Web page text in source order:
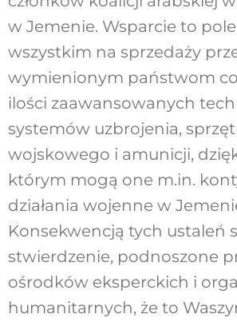
w Jemenie. Wsparcie to
wszystkim na sprzedaży
wymienionym państwom
ilości zaawansowanych
systemów uzbrojenia,
wojskowego i amunicji,
którym mogą one m.in.
działania wojenne w
Konsekwencją tych ustaleń
stwierdzenie, podnoszone
ośrodków eksperckich i
humanitarnych, że to